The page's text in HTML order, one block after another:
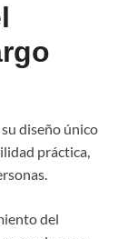
diseño único
práctica,
del